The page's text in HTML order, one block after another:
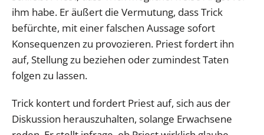
ihm habe. Er äußert die Vermutung, dass Trick
befürchte, mit einer falschen Aussage sofort
Konsequenzen zu provozieren. Priest fordert ihn
auf, Stellung zu beziehen oder zumindest Taten
folgen zu lassen.
Trick kontert und fordert Priest auf, sich aus der
Diskussion herauszuhalten, solange Erwachsene